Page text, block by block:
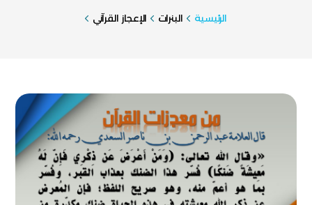
الرئيسية البنرات الإعجاز القرآني